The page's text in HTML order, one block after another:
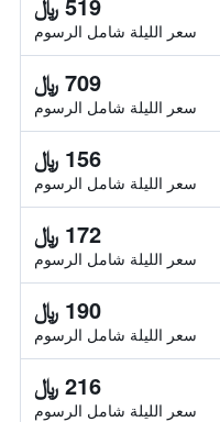
سعر الليلة شامل الرسوم
709 ﷼
سعر الليلة شامل الرسوم
156 ﷼
سعر الليلة شامل الرسوم
172 ﷼
سعر الليلة شامل الرسوم
190 ﷼
سعر الليلة شامل الرسوم
216 ﷼
سعر الليلة شامل الرسوم